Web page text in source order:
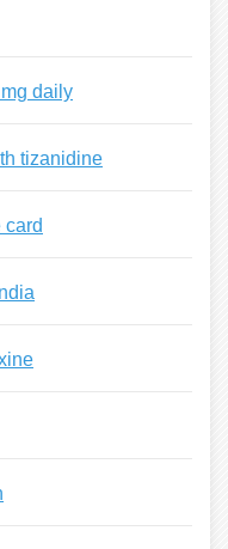
daily
tizanidine
card